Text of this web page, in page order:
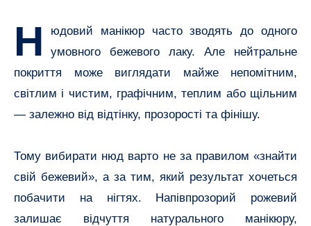
Н
юдовий манікюр часто зводять до одного
умовного бежевого лаку. Але нейтральне
покриття може виглядати майже непомітним,
світлим і чистим, графічним, теплим або щільним
— залежно від відтінку, прозорості та фінішу.
Тому вибирати нюд варто не за правилом «знайти
свій бежевий», а за тим, який результат хочеться
побачити на нігтях. Напівпрозорий рожевий
залишає відчуття натурального манікюру,